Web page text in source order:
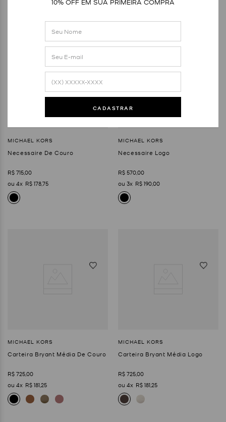
CADASTRAR
Necessaire De Couro
R$71500
4
R$17875
Necessaire Logo
R$57000
3
R$19000
Carteira Bryant Média De Couro
R$72500
4
R$18125
Carteira Bryant Média Logo
R$72500
4
R$18125